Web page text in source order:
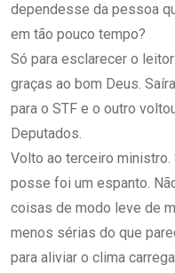
dependesse da pessoa
em tão pouco tempo?
Só para esclarecer o
graças ao bom Deus.
para o STF e o outro
Deputados.
Volto ao terceiro
posse foi um espanto.
coisas de modo leve de
menos sérias do que
para aliviar o clima